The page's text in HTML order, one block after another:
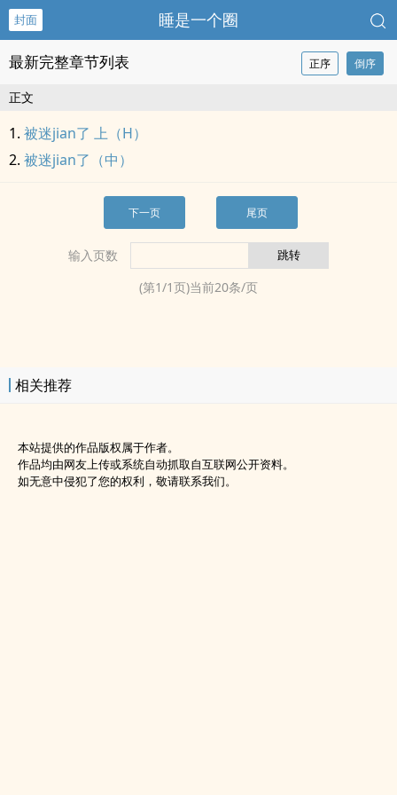
封面 睡是一个圈
最新完整章节列表 正序 倒序
正文
被迷jian了 上（H）
被迷jian了（中）
下一页 尾页
输入页数
(第1/1页)当前20条/页
相关推荐
本站提供的作品版权属于作者。
作品均由网友上传或系统自动抓取自互联网公开资料。
如无意中侵犯了您的权利，敬请联系我们。